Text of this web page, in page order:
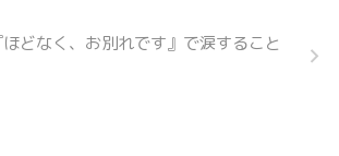
ほどなく、お別れです』で涙すること